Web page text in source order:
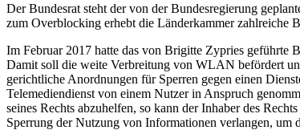
Der Bundesrat steht der von der Bundesregierung
zum Overblocking erhebt die Länderkammer zahlreiche
Im Februar 2017 hatte das von Brigitte Zypries geführte
Damit soll die weite Verbreitung von WLAN befördert
gerichtliche Anordnungen für Sperren gegen einen
Telemediendienst von einem Nutzer in Anspruch
seines Rechts abzuhelfen, so kann der Inhaber des
Sperrung der Nutzung von Informationen verlangen, um